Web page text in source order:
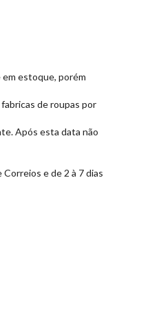
em estoque, porém
de roupas por
Após esta data não
e de 2 à 7 dias